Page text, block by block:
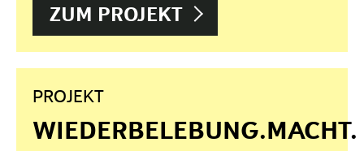
ZUM PROJEKT
PROJEKT